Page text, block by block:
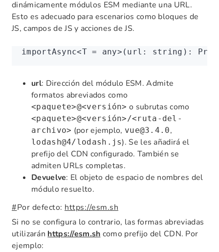
dinámicamente módulos ESM mediante una URL.
Esto es adecuado para escenarios como bloques de
JS, campos de JS y acciones de JS.
importAsync<T = any>(url : string ) :
url: Dirección del módulo ESM. Admite
formatos abreviados como
<paquete>@<versión> o subrutas como
<paquete>@<versión>/<ruta-del-
archivo> (por ejemplo, vue@3.4.0,
lodash@4/lodash.js). Se les añadirá el
prefijo del CDN configurado. También se
admiten URLs completas.
Devuelve: El objeto de espacio de nombres del
módulo resuelto.
#Por defecto: https://esm.sh
Si no se configura lo contrario, las formas abreviadas
utilizarán https://esm.sh como prefijo del CDN. Por
ejemplo: